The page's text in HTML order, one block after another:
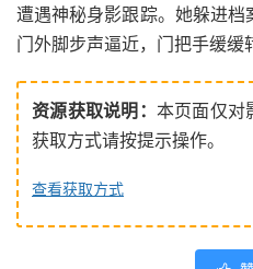
遭遇神秘身影跟踪。她躲进
门外脚步声逼近，门把手缓缓
资源获取说明： 本页面仅对
获取方式请按提示操作。
查看获取方式